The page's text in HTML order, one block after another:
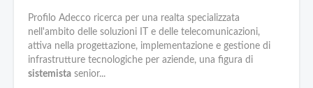
Profilo Adecco ricerca per una realta specializzata
nell'ambito delle soluzioni IT e delle telecomunicazioni,
attiva nella progettazione, implementazione e gestione di
infrastrutture tecnologiche per aziende, una figura di
sistemista senior...